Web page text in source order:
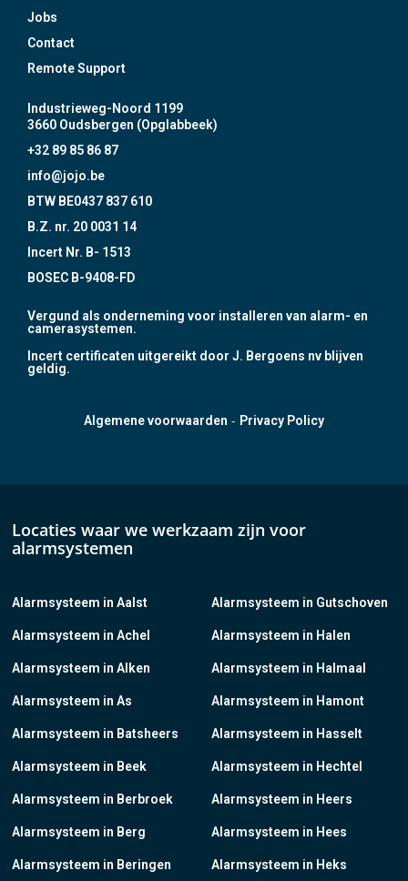
Jobs
Contact
Remote Support
Industrieweg-Noord 1199
3660 Oudsbergen (Opglabbeek)
+32 89 85 86 87
info@jojo.be
BTW BE0437 837 610
B.Z. nr. 20 0031 14
Incert Nr. B- 1513
BOSEC B-9408-FD
Vergund als onderneming voor installeren van alarm- en
camerasystemen.
Incert certificaten uitgereikt door J. Bergoens nv blijven
geldig.
Algemene voorwaarden - Privacy Policy
Locaties waar we werkzaam zijn voor
alarmsystemen
Alarmsysteem in Aalst
Alarmsysteem in Achel
Alarmsysteem in Alken
Alarmsysteem in As
Alarmsysteem in Batsheers
Alarmsysteem in Beek
Alarmsysteem in Berbroek
Alarmsysteem in Berg
Alarmsysteem in Beringen
Alarmsysteem in Gutschoven
Alarmsysteem in Halen
Alarmsysteem in Halmaal
Alarmsysteem in Hamont
Alarmsysteem in Hasselt
Alarmsysteem in Hechtel
Alarmsysteem in Heers
Alarmsysteem in Hees
Alarmsysteem in Heks